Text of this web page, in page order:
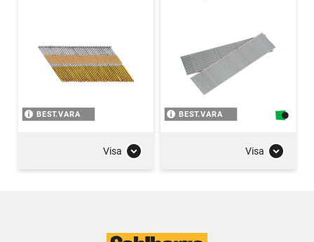
BEST.VARA
Visa
BEST.VARA
Visa